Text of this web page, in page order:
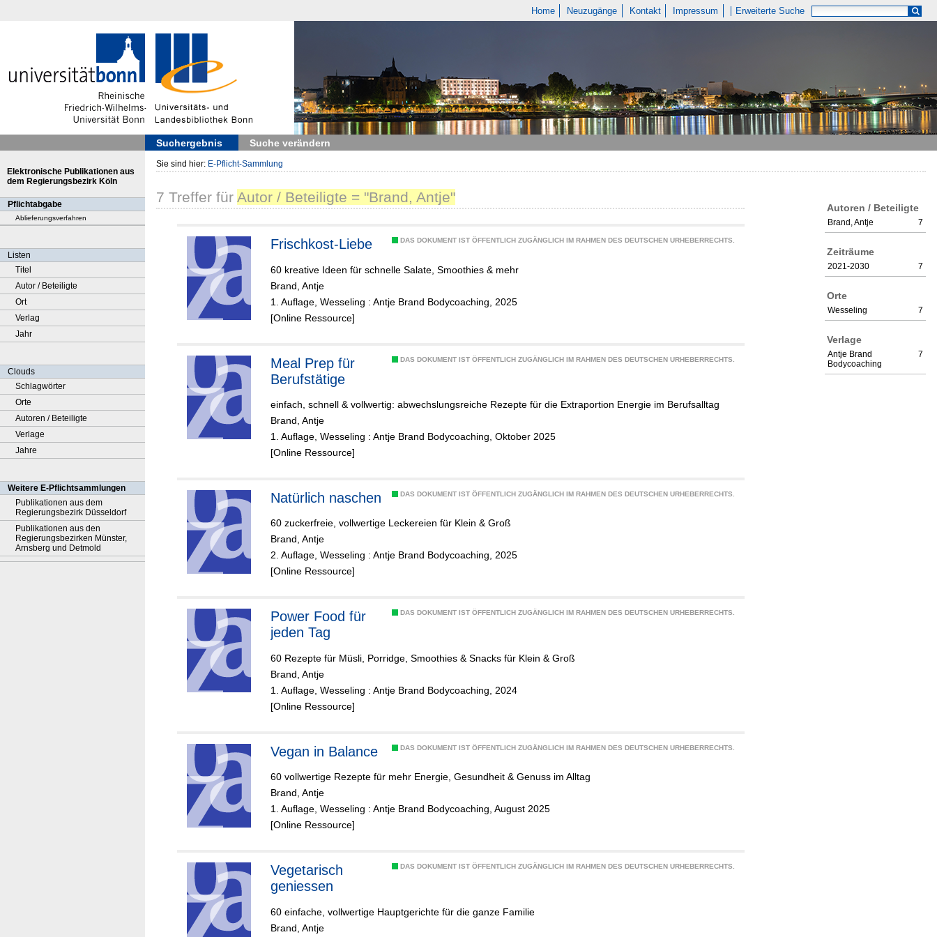
Home Neuzugänge Kontakt Impressum Erweiterte Suche
Suchergebnis Suche verändern
Elektronische Publikationen aus
dem Regierungsbezirk Köln
Pflichtabgabe
Ablieferungsverfahren
Listen
Titel
Autor / Beteiligte
Ort
Verlag
Jahr
Clouds
Schlagwörter
Orte
Autoren / Beteiligte
Verlage
Jahre
Weitere E-Pflichtsammlungen
Publikationen aus dem
Regierungsbezirk Düsseldorf
Publikationen aus den
Regierungsbezirken Münster,
Arnsberg und Detmold
Sie sind hier: E-Pflicht-Sammlung
Autoren / Beteiligte
7
Brand, Antje
Zeiträume
7
2021-2030
Orte
7
Wesseling
Verlage
7
Antje Brand
Bodycoaching
7 Treffer für Autor / Beteiligte = "Brand, Antje"
DAS DOKUMENT IST ÖFFENTLICH ZUGÄNGLICH IM RAHMEN DES DEUTSCHEN URHEBERRECHTS.
Frischkost-Liebe
60 kreative Ideen für schnelle Salate, Smoothies & mehr
Brand, Antje
1. Auflage, Wesseling : Antje Brand Bodycoaching, 2025
[Online Ressource]
DAS DOKUMENT IST ÖFFENTLICH ZUGÄNGLICH IM RAHMEN DES DEUTSCHEN URHEBERRECHTS.
Meal Prep für
Berufstätige
einfach, schnell & vollwertig: abwechslungsreiche Rezepte für die Extraportion Energie im Berufsalltag
Brand, Antje
1. Auflage, Wesseling : Antje Brand Bodycoaching, Oktober 2025
[Online Ressource]
DAS DOKUMENT IST ÖFFENTLICH ZUGÄNGLICH IM RAHMEN DES DEUTSCHEN URHEBERRECHTS.
Natürlich naschen
60 zuckerfreie, vollwertige Leckereien für Klein & Groß
Brand, Antje
2. Auflage, Wesseling : Antje Brand Bodycoaching, 2025
[Online Ressource]
DAS DOKUMENT IST ÖFFENTLICH ZUGÄNGLICH IM RAHMEN DES DEUTSCHEN URHEBERRECHTS.
Power Food für
jeden Tag
60 Rezepte für Müsli, Porridge, Smoothies & Snacks für Klein & Groß
Brand, Antje
1. Auflage, Wesseling : Antje Brand Bodycoaching, 2024
[Online Ressource]
DAS DOKUMENT IST ÖFFENTLICH ZUGÄNGLICH IM RAHMEN DES DEUTSCHEN URHEBERRECHTS.
Vegan in Balance
60 vollwertige Rezepte für mehr Energie, Gesundheit & Genuss im Alltag
Brand, Antje
1. Auflage, Wesseling : Antje Brand Bodycoaching, August 2025
[Online Ressource]
DAS DOKUMENT IST ÖFFENTLICH ZUGÄNGLICH IM RAHMEN DES DEUTSCHEN URHEBERRECHTS.
Vegetarisch
geniessen
60 einfache, vollwertige Hauptgerichte für die ganze Familie
Brand, Antje